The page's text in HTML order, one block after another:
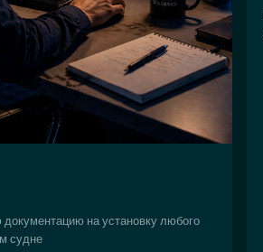
на установку любого
судне